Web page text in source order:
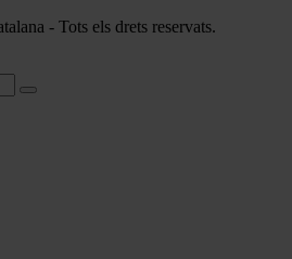
- Tots els drets reservats.
Cerca